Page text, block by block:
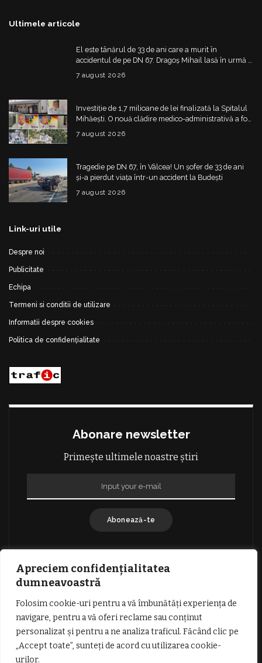
Apreciem confidențialitatea
dumneavoastră
Folosim cookie-uri pentru a vă îmbunătăți experiența de
navigare, pentru a vă oferi reclame sau conținut
personalizat și pentru a ne analiza traficul. Făcând clic pe
„Accept toate”, sunteți de acord cu utilizarea cookie-
urilor.
Ultimele articole
El este tânărul de 33 de ani care a murit în
accidentul de pe DN 67. Dragoș Mihail lasă în urmă o
7 august 2026
Investiție de 1,7 milioane de lei finalizată la Spitalul
Mihăești. O nouă clădire medico-administrativă a fost
construită
7 august 2026
Tragedie pe DN 67, în Vâlcea! Un șofer de 33 de ani
și-a pierdut viața într-un accident la Budești
7 august 2026
Link-uri utile
Despre noi
Publicitate
Echipa
Termeni si conditii de utilizare
Informatii despre cookies
Politica de confidențialitate
Abonare newsletter
Primește ultimele noastre știri
Abonează-te
TERMENI SI CONDITII DE UTILIZARE
INFORMATII DESPRE COOKIES
DESPRE NOI
PUBLICITATE